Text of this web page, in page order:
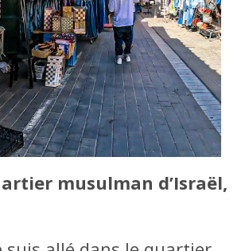
musulman d’Israël,